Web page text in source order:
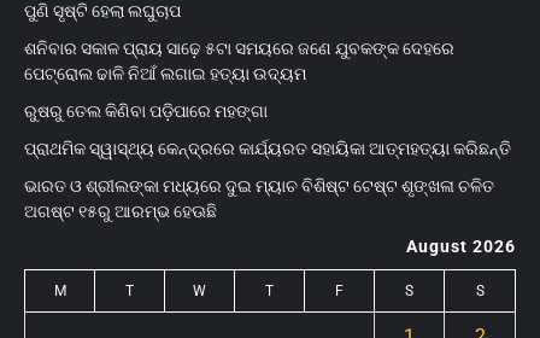
ପୁଣି ସୃଷ୍ଟି ହେଲା ଲଘୁଚାପ
ଶନିବାର ସକାଳ ପ୍ରାୟ ସାଢ଼େ ୫ଟା ସମୟରେ ଜଣେ ଯୁବକଙ୍କ ଦେହରେ
ପେଟ୍ରୋଲ ଢାଳି ନିଆଁ ଲଗାଇ ହତ୍ୟା ଉଦ୍ୟମ
ରୁଷରୁ ତେଲ କିଣିବା ପଡ଼ିପାରେ ମହଙ୍ଗା
ପ୍ରାଥମିକ ସ୍ୱାସ୍ଥ୍ୟ କେନ୍ଦ୍ରରେ କାର୍ଯ୍ୟରତ ସହାୟିକା ଆତ୍ମହତ୍ୟା କରିଛନ୍ତି
ଭାରତ ଓ ଶ୍ରୀଲଙ୍କା ମଧ୍ୟରେ ଦୁଇ ମ୍ୟାଚ ବିଶିଷ୍ଟ ଟେଷ୍ଟ ଶୃଙ୍ଖଳା ଚଳିତ
ଅଗଷ୍ଟ ୧୫ରୁ ଆରମ୍ଭ ହେଊଛି
August 2026
M T W T F S S